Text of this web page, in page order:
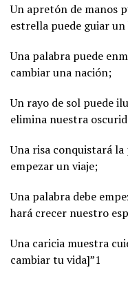
Un apretón de manos
estrella puede guiar
Una palabra puede
cambiar una nación;
Un rayo de sol puede
elimina nuestra
Una risa conquistará
empezar un viaje;
Una palabra debe
hará crecer nuestro
Una caricia muestra
cambiar tu vida]”1